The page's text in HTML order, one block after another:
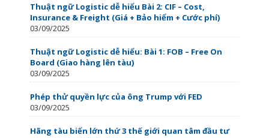
Thuật ngữ Logistic dễ hiểu Bài 2: CIF – Cost,
Insurance & Freight (Giá + Bảo hiểm + Cước phí)
03/09/2025
Thuật ngữ Logistic dễ hiểu: Bài 1: FOB – Free On
Board (Giao hàng lên tàu)
03/09/2025
Phép thử quyền lực của ông Trump với FED
03/09/2025
Hãng tàu biển lớn thứ 3 thế giới quan tâm đầu tư